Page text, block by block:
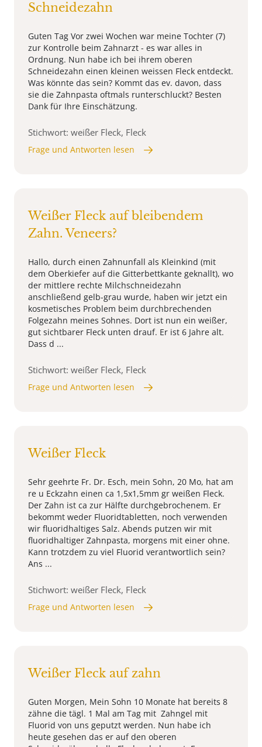
Schneidezahn
Guten Tag Vor zwei Wochen war meine Tochter (7)
zur Kontrolle beim Zahnarzt - es war alles in
Ordnung. Nun habe ich bei ihrem oberen
Schneidezahn einen kleinen weissen Fleck entdeckt.
Was könnte das sein? Kommt das ev. davon, dass
sie die Zahnpasta oftmals runterschluckt? Besten
Dank für Ihre Einschätzung.
Stichwort: weißer Fleck, Fleck
Frage und Antworten lesen
Weißer Fleck auf bleibendem
Zahn. Veneers?
Hallo, durch einen Zahnunfall als Kleinkind (mit
dem Oberkiefer auf die Gitterbettkante geknallt), wo
der mittlere rechte Milchschneidezahn
anschließend gelb-grau wurde, haben wir jetzt ein
kosmetisches Problem beim durchbrechenden
Folgezahn meines Sohnes. Dort ist nun ein weißer,
gut sichtbarer Fleck unten drauf. Er ist 6 Jahre alt.
Dass d ...
Stichwort: weißer Fleck, Fleck
Frage und Antworten lesen
Weißer Fleck
Sehr geehrte Fr. Dr. Esch, mein Sohn, 20 Mo, hat am
re u Eckzahn einen ca 1,5x1,5mm gr weißen Fleck.
Der Zahn ist ca zur Hälfte durchgebrochenem. Er
bekommt weder Fluoridtabletten, noch verwenden
wir fluoridhaltiges Salz. Abends putzen wir mit
fluoridhaltiger Zahnpasta, morgens mit einer ohne.
Kann trotzdem zu viel Fluorid verantwortlich sein?
Ans ...
Stichwort: weißer Fleck, Fleck
Frage und Antworten lesen
Weißer Fleck auf zahn
Guten Morgen, Mein Sohn 10 Monate hat bereits 8
zähne die tägl. 1 Mal am Tag mit Zahngel mit
Fluorid von uns geputzt werden. Nun habe ich
heute gesehen das er auf den oberen